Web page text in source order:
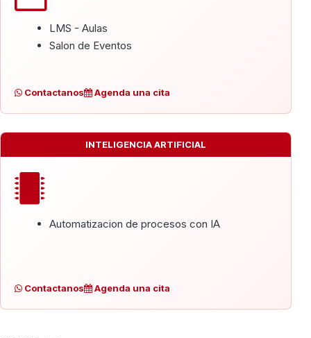
LMS - Aulas
Salon de Eventos
Contactanos Agenda una cita
INTELIGENCIA ARTIFICIAL
Automatizacion de procesos con IA
Contactanos Agenda una cita